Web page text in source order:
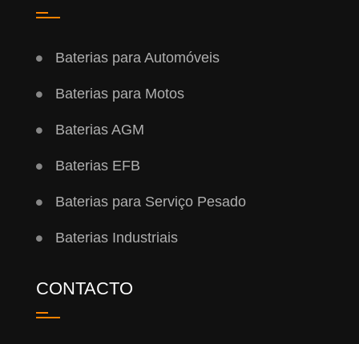
Baterias para Automóveis
Baterias para Motos
Baterias AGM
Baterias EFB
Baterias para Serviço Pesado
Baterias Industriais
CONTACTO